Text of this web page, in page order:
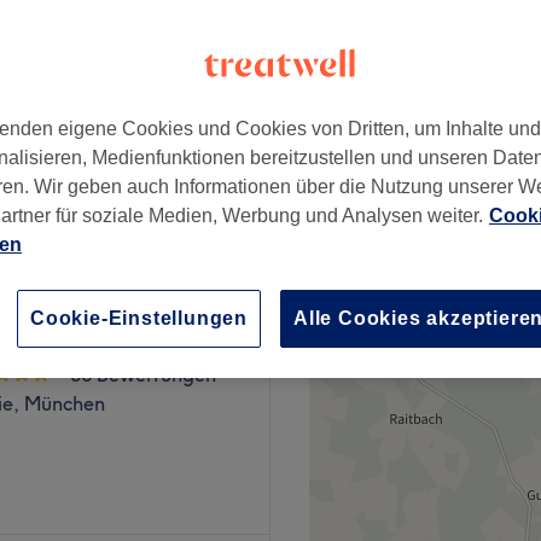
München und Umland
18 €
Nähe? Dann ist der
86 Bewertungen
München
eigene Cookies und Cookies von Dritten, um Inhalte
Medienfunktionen bereitzustellen und unseren
Wir geben auch Informationen über die Nutzung unserer
für soziale Medien, Werbung und Analysen weiter.
Cookie-Einstellungen Alle Cookies akzeptieren